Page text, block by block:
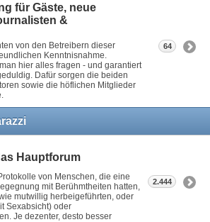
für Gäste, neue
&
von den Betreibern dieser
Kenntnisnahme.
hier alles fragen - und garantiert
Dafür sorgen die beiden
sowie die höflichen Mitglieder
64
Hauptforum
von Menschen, die eine
mit Berühmtheiten hatten,
mutwillig herbeigeführten, oder
Sexabsicht) oder
Je dezenter, desto besser
2.444